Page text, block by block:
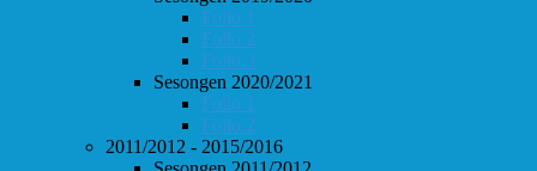
Follo 1
Follo 2
Follo 3
Sesongen 2020/2021
Follo 1
Follo 2
2011/2012 - 2015/2016